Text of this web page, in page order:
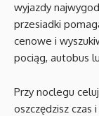
wyjazdy
przesiadki
cenowe i
pociąg, autobus
Przy noclegu
oszczędzisz czas